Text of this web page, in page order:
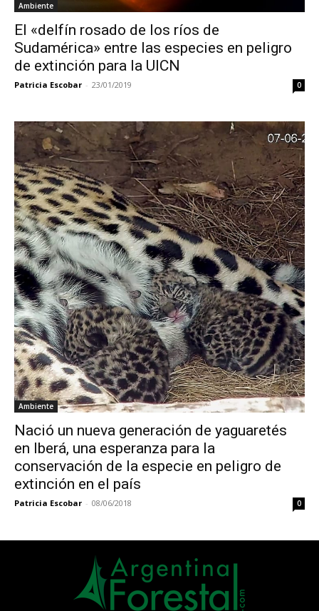
Ambiente
El «delfín rosado de los ríos de
Sudamérica» entre las especies en peligro
de extinción para la UICN
Patricia Escobar - 23/01/2019 0
Ambiente
Nació un nueva generación de yaguaretés
en Iberá, una esperanza para la
conservación de la especie en peligro de
extinción en el país
Patricia Escobar - 08/06/2018 0